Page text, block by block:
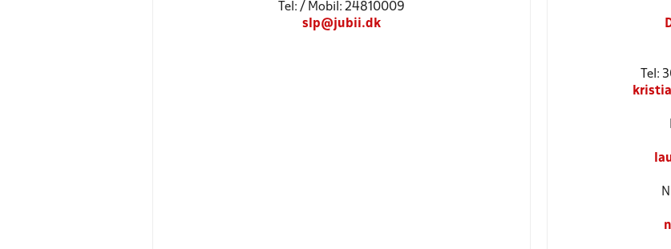
Tel: / Mobil: 24810009
slp@jubii.dk
Tel: